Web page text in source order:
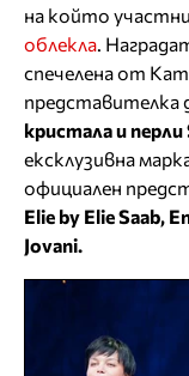
на който
облекла .
спечелена от
представителка
кристала и
ексклузивна
официален
Elie by Elie Saab,
Jovani.